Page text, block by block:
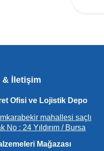
& İletişim
Ofisi ve Lojistik Depo
mahallesi saçlı
No : 24 Yıldırım / Bursa
Mağazası